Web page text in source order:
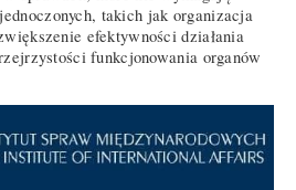
takich jak organizacja
efektywności działania
funkcjonowania organów